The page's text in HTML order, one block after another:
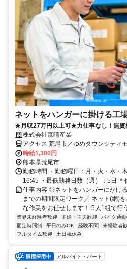
ネットをハンガーに掛ける工
★月収27万円以上可★力仕事なし！無資
日祝休み＋大型連休あり
株式会社森晴産業
アクセス 荒尾市／ゆめタウンシティ
田市から通うスタッフも♪
時給1,300円
熊本県荒尾市
勤務時間 ・勤務曜日：月・火・水・
16:45 ・最低勤務日数（週）：5日 ＊
仕事内容 ◎ネットをハンガーにかけ
までの期間限定ワーク／ ネット(網)
な作業をお任せします！ 5人1組で行
業界未経験者歓迎 主婦・主夫歓迎 バイク通
固定時間制
平日のみOK 経験不問 未経験者
フルタイム歓迎
土日祝休み
アルバイト・パート